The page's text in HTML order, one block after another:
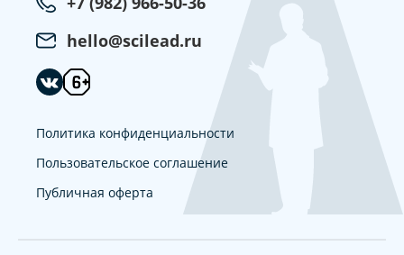
hello@scilead.ru
Политика конфиденциальности
Пользовательское соглашение
Публичная оферта